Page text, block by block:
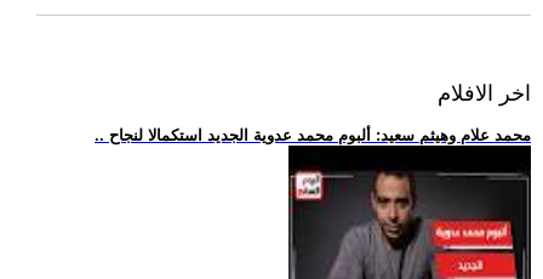
اخر الافلام
.. محمد علام وهيثم سعيد: ألبوم محمد عدوية الجديد استكمالا لنجاح